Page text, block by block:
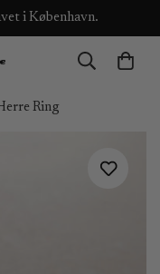
i København.
Ring